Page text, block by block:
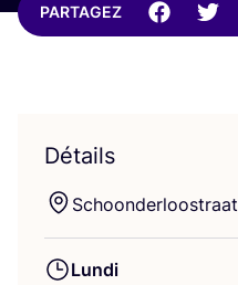
PARTAGEZ
Détails
Schoon­der­loos­traat
Lundi